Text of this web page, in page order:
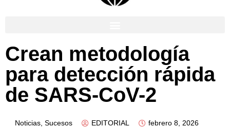
Crean metodología
para detección rápida
de SARS-CoV-2
Noticias, Sucesos EDITORIAL febrero 8, 2026